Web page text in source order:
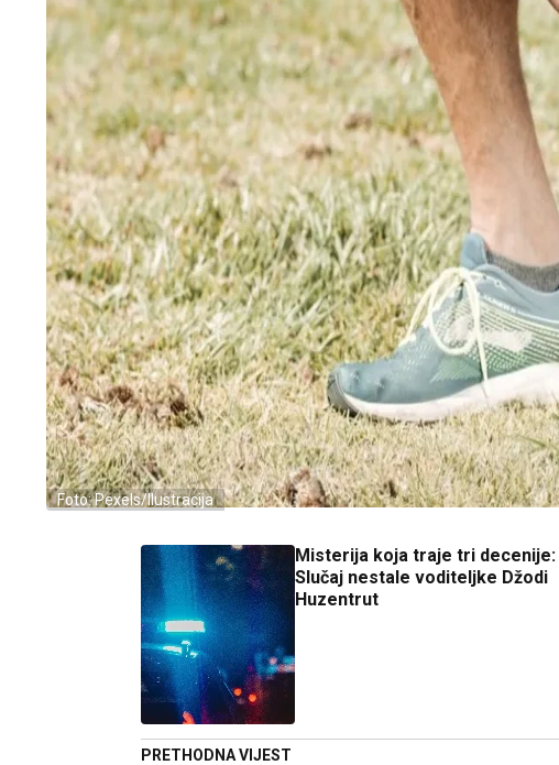
Foto: Pexels/Ilustracija
Misterija koja traje tri decenije:
Slučaj nestale voditeljke Džodi
Huzentrut
PRETHODNA VIJEST